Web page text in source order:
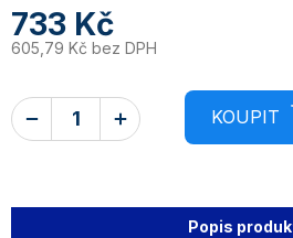
733 Kč
605,79 Kč bez DPH
Popis